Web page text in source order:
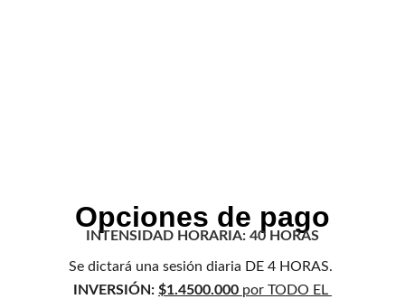
Opciones de pago
INTENSIDAD HORARIA: 40 HORAS
Se dictará una sesión diaria DE 4 HORAS.
INVERSIÓN: $1.4500.000 por TODO EL